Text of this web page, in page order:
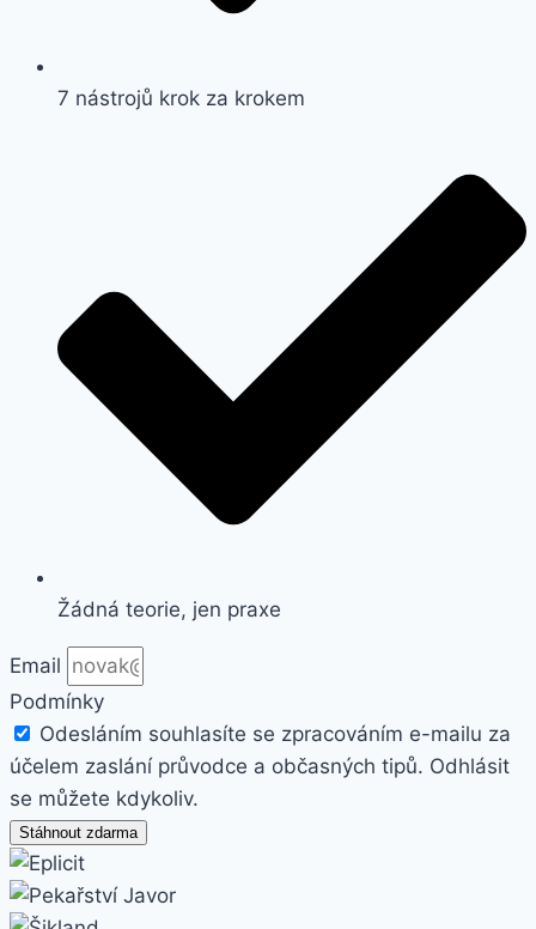
7 nástrojů krok za krokem
Žádná teorie, jen praxe
Email
Podmínky
Odesláním souhlasíte se zpracováním e-mailu za
účelem zaslání průvodce a občasných tipů. Odhlásit
se můžete kdykoliv.
Stáhnout zdarma